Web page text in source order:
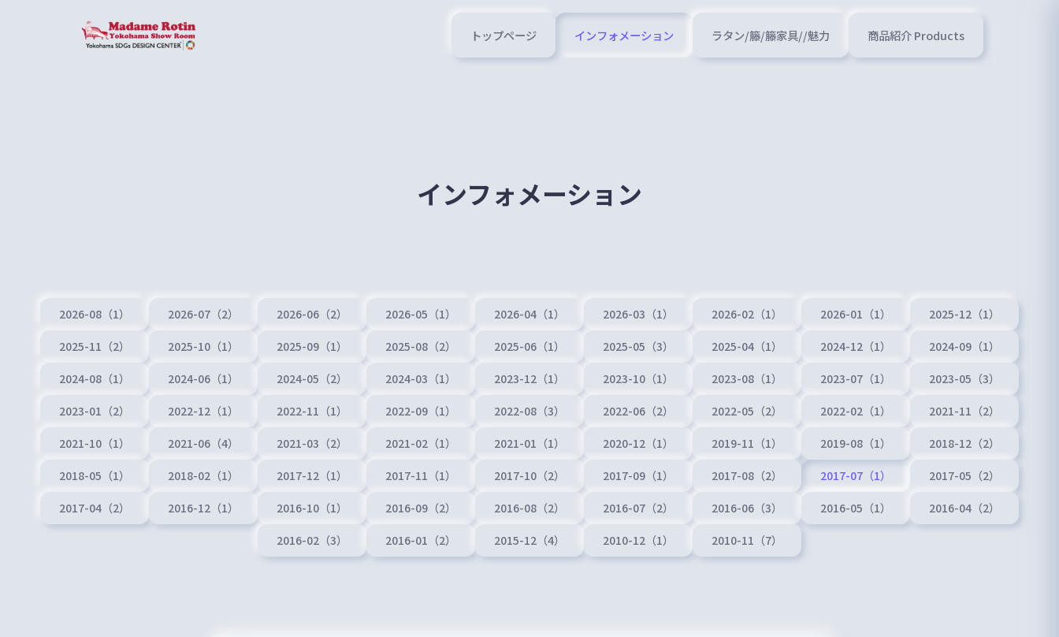
トップページ インフォメーション ラタン/籐/籐家具//魅力 商品紹介 Products
インフォメーション
2026-08（1） 2026-07（2） 2026-06（2） 2026-05（1） 2026-04（1） 2026-03（1） 2026-02（1） 2026-01（1） 2025-12（1）
2025-11（2） 2025-10（1） 2025-09（1） 2025-08（2） 2025-06（1） 2025-05（3） 2025-04（1） 2024-12（1） 2024-09（1）
2024-08（1） 2024-06（1） 2024-05（2） 2024-03（1） 2023-12（1） 2023-10（1） 2023-08（1） 2023-07（1） 2023-05（3）
2023-01（2） 2022-12（1） 2022-11（1） 2022-09（1） 2022-08（3） 2022-06（2） 2022-05（2） 2022-02（1） 2021-11（2）
2021-10（1） 2021-06（4） 2021-03（2） 2021-02（1） 2021-01（1） 2020-12（1） 2019-11（1） 2019-08（1） 2018-12（2）
2018-05（1） 2018-02（1） 2017-12（1） 2017-11（1） 2017-10（2） 2017-09（1） 2017-08（2） 2017-07（1） 2017-05（2）
2017-04（2） 2016-12（1） 2016-10（1） 2016-09（2） 2016-08（2） 2016-07（2） 2016-06（3） 2016-05（1） 2016-04（2）
2016-02（3） 2016-01（2） 2015-12（4） 2010-12（1） 2010-11（7）